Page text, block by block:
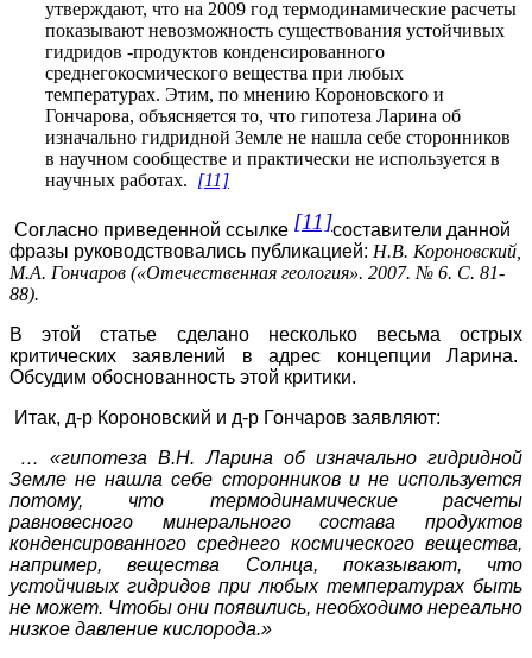
утверждают, что на 2009 год термодинамические расчеты
показывают невозможность существования устойчивых
гидридов -продуктов конденсированного
среднегокосмического вещества при любых
температурах. Этим, по мнению Короновского и
Гончарова, объясняется то, что гипотеза Ларина об
изначально гидридной Земле не нашла себе сторонников
в научном сообществе и практически не используется в
научных работах. [11]
Согласно приведенной ссылке [11]составители данной
фразы руководствовались публикацией: Н.В. Короновский
М.А. Гончаров («Отечественная геология». 2007. № 6. С. 81-
88).
В этой статье сделано несколько весьма острых
критических заявлений в адрес концепции Ларина.
Обсудим обоснованность этой критики.
Итак, д-р Короновский и д-р Гончаров заявляют:
… «гипотеза В.Н. Ларина об изначально гидридной
Земле не нашла себе сторонников и не используется
потому, что термодинамические расчеты
равновесного минерального состава продуктов
конденсированного среднего космического вещества,
например, вещества Солнца, показывают, что
устойчивых гидридов при любых температурах быть
не может. Чтобы они появились, необходимо нереально
низкое давление кислорода.»